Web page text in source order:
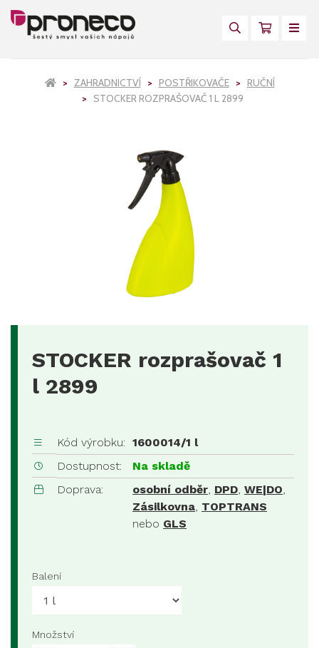
ZAHRADNICTVÍ POSTŘIKOVAČE
RUČNÍ
STOCKER ROZPRAŠOVAČ 1 L 2899
STOCKER rozprašovač 1
l 2899
Kód výrobku: 1600014/1 l
Dostupnost:
Na skladě
Doprava:
osobní odběr, DPD, WE|DO,
Zásilkovna, TOPTRANS
nebo GLS
Balení
Množství